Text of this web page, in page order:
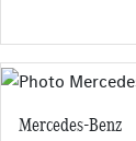
Mercedes-Benz